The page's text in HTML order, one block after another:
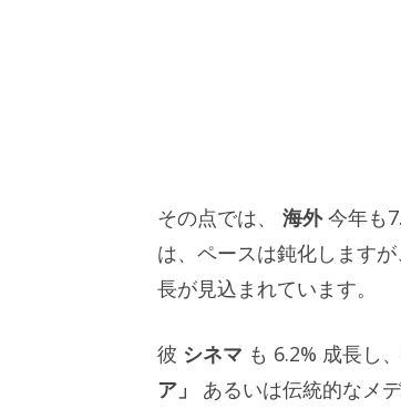
その点では、 海外今年も
は、ペースは鈍化します
長が見込まれています。
彼 シネマ も 6.2% 成長し
ア」 あるいは伝統的なメ